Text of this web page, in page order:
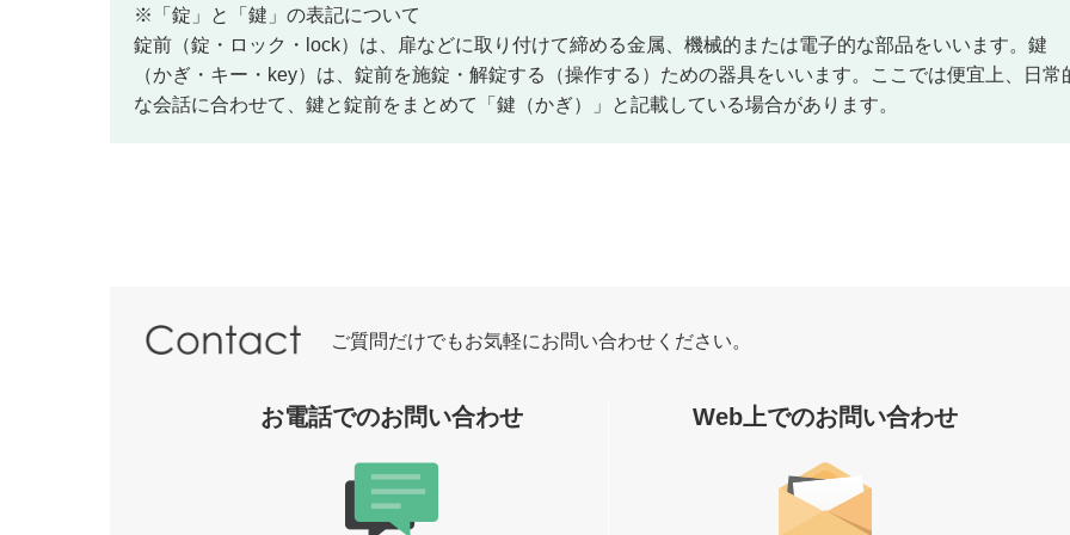
※「錠」と「鍵」の表記について
錠前（錠・ロック・lock）は、扉などに取り付けて締める金属、機械的または電子的な部品をいいます。鍵
（かぎ・キー・key）は、錠前を施錠・解錠する（操作する）ための器具をいいます。ここでは便宜上、日常
な会話に合わせて、鍵と錠前をまとめて「鍵（かぎ）」と記載している場合があります。
ご質問だけでもお気軽にお問い合わせください。
お電話でのお問い合わせ Web上でのお問い合わせ